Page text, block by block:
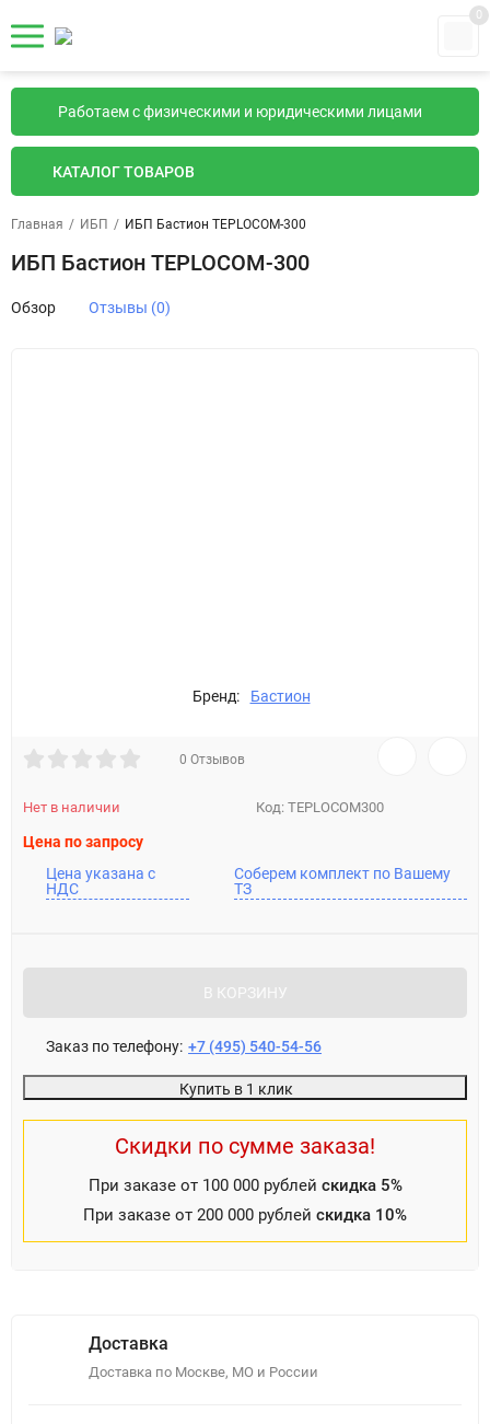
0
Работаем с физическими и юридическими лицами
КАТАЛОГ ТОВАРОВ
Главная / ИБП / ИБП Бастион TEPLOCOM-300
ИБП Бастион TEPLOCOM-300
Обзор Отзывы (0)
Бренд: Бастион
0 Отзывов
Код: TEPLOCOM300
Нет в наличии
Цена по запросу
Цена указана с
НДС
Соберем комплект по Вашему
ТЗ
В КОРЗИНУ
Заказ по телефону: +7 (495) 540-54-56
Купить в 1 клик
Скидки по сумме заказа!
При заказе от 100 000 рублей скидка 5%
При заказе от 200 000 рублей скидка 10%
Доставка
Доставка по Москве, МО и России